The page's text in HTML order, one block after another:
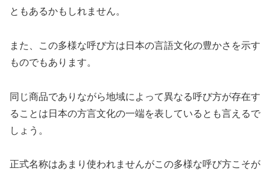
ともあるかもしれません。
また、この多様な呼び方は日本の言語文化の豊かさを示す
ものでもあります。
同じ商品でありながら地域によって異なる呼び方が存在す
ることは日本の方言文化の一端を表しているとも言えるで
しょう。
正式名称はあまり使われませんがこの多様な呼び方こそが